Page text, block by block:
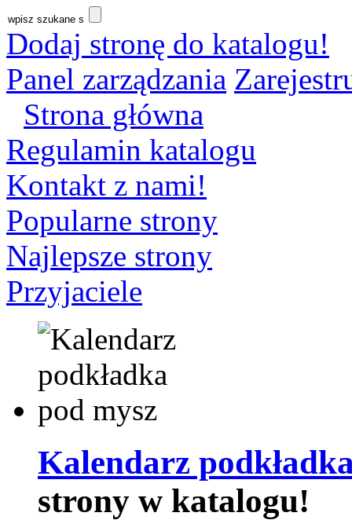
Dodaj stronę do katalogu!
Panel zarządzania
Strona główna
Regulamin katalogu
Kontakt z nami!
Popularne strony
Najlepsze strony
Przyjaciele
Kalendarz
strony w katalogu!